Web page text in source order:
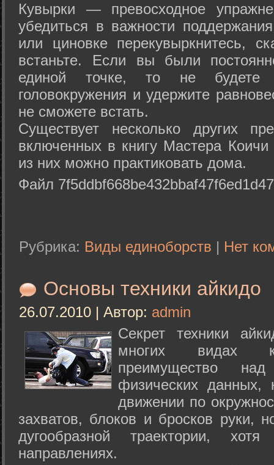
Кувырки — превосходное
убедиться в важности
или циновке перекувыркнитесь,
встаньте. Если вы были
единой точке, то не будете
головокружения и удержите
не сможете встать.
Существует несколько других
включенных в книгу Мастера
из них можно практиковать дома.
Файл
Рубрика: Виды единоборств | Нет
Основы техники айкидо
26.07.2010 | Автор: admin
Секрет техники
многих видах
преимущество
физических данных,
движении по
захватов, блоков и бросков руки,
дугообразной траектории,
направлениях.